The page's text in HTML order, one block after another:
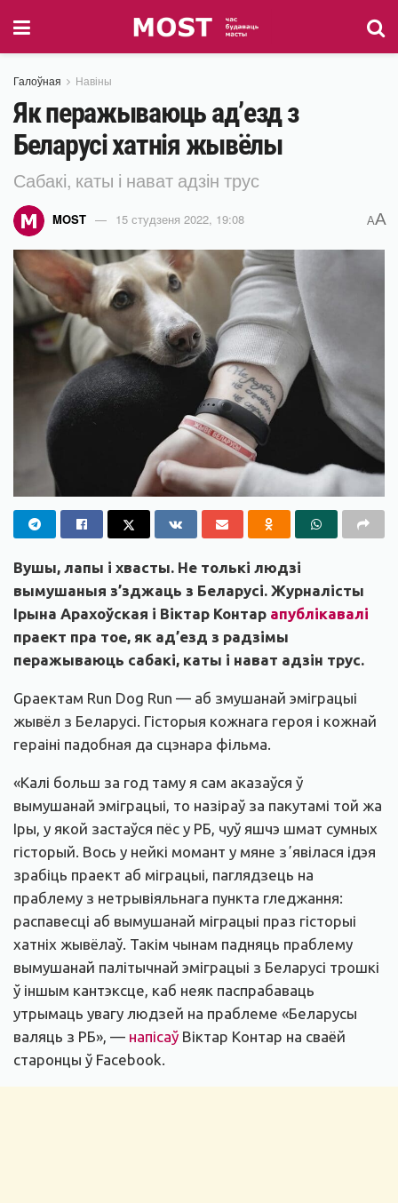
Галоўная Навіны
Як перажываюць ад’езд з
Беларусі хатнія жывёлы
Сабакі, каты і нават адзін трус
MOST 15 студзеня 2022, 19:08 AA
Вушы, лапы і хвасты. Не толькі людзі
вымушаныя з’зджаць з Беларусі. Журналісты
Ірына Арахоўская і Віктар Контар апублікавалі
праект пра тое, як ад’езд з радзімы
перажываюць сабакі, каты і нават адзін трус.
Gраектам Run Dog Run — аб змушанай эміграцыі
жывёл з Беларусі. Гісторыя кожнага героя і кожнай
гераіні падобная да сцэнара фільма.
«Калі больш за год таму я сам аказаўся ў
вымушанай эміграцыі, то назіраў за пакутамі той жа
Іры, у якой застаўся пёс у РБ, чуў яшчэ шмат сумных
гісторый. Вось у нейкі момант у мяне зʼявілася ідэя
зрабіць праект аб міграцыі, паглядзець на
праблему з нетрывіяльнага пункта гледжання:
распавесці аб вымушанай міграцыі праз гісторыі
хатніх жывёлаў. Такім чынам падняць праблему
вымушанай палітычнай эміграцыі з Беларусі трошкі
ў іншым кантэксце, каб неяк паспрабаваць
утрымаць увагу людзей на праблеме «Беларусы
валяць з РБ», — напісаў Віктар Контар на сваёй
старонцы ў Facebook.